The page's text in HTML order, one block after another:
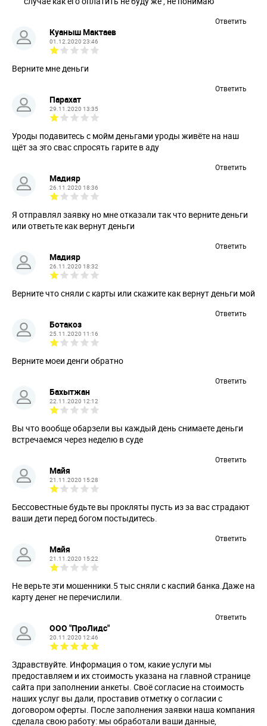
Ответить
Куаныш Мактаев
01.12.2020 23:46
Верните мне деньги
Ответить
Парахат
29.11.2020 13:35
Уроды подавитесь с мойм деньгами уроды живёте на наш
щёт за это свас спросять гарите в аду
Ответить
Мадияр
26.11.2020 18:36
Я отправлял заявку но мне отказали так что верните деньги
или ответьте как вернут деньги
Ответить
Мадияр
26.11.2020 18:32
Верните что сняли с карты или скажите как вернут деньги мой
Ответить
Ботакоз
25.11.2020 11:16
Верните моеи денги обратно
Ответить
Бахытжан
22.11.2020 12:12
Вы что вообще обарзели вы каждый день снимаете деньги
встречаемся через неделю в суде
Ответить
Майя
21.11.2020 15:28
Бессовестные будьте вы прокляты пусть из за вас страдают
ваши дети перед богом постыдитесь.
Ответить
Майя
21.11.2020 15:22
Не верьте эти мошенники.5 тыс сняли с каспий банка.Даже на
карту денег не перечислили.
Ответить
ООО "ПроЛидс"
20.11.2020 12:46
Здравствуйте. Информация о том, какие услуги мы
предоставляем и их стоимость указана на главной странице
сайта при заполнении анкеты. Своё согласие на стоимость
наших услуг вы дали, проставив отметку о согласии с
договором оферты. После заполнения заявки наша компания
сделала свою работу: мы обработали ваши данные,